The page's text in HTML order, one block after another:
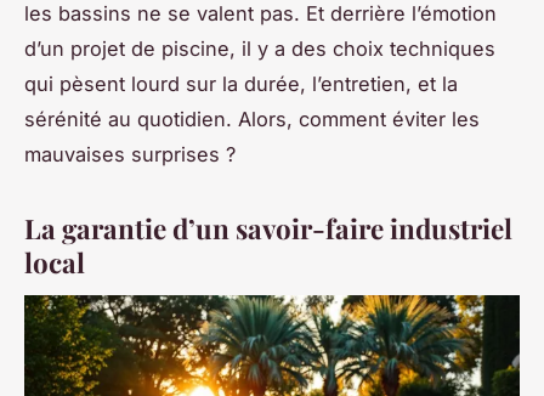
les bassins ne se valent pas. Et derrière l’émotion
d’un projet de piscine, il y a des choix techniques
qui pèsent lourd sur la durée, l’entretien, et la
sérénité au quotidien. Alors, comment éviter les
mauvaises surprises ?
La garantie d’un savoir-faire industriel
local